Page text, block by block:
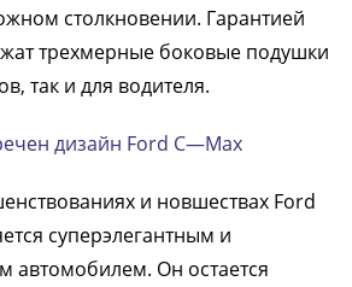
столкновении. Гарантией
трехмерные боковые подушки
так и для водителя.
дизайн Ford C—Max
и новшествах Ford
суперэлегантным и
автомобилем. Он остается